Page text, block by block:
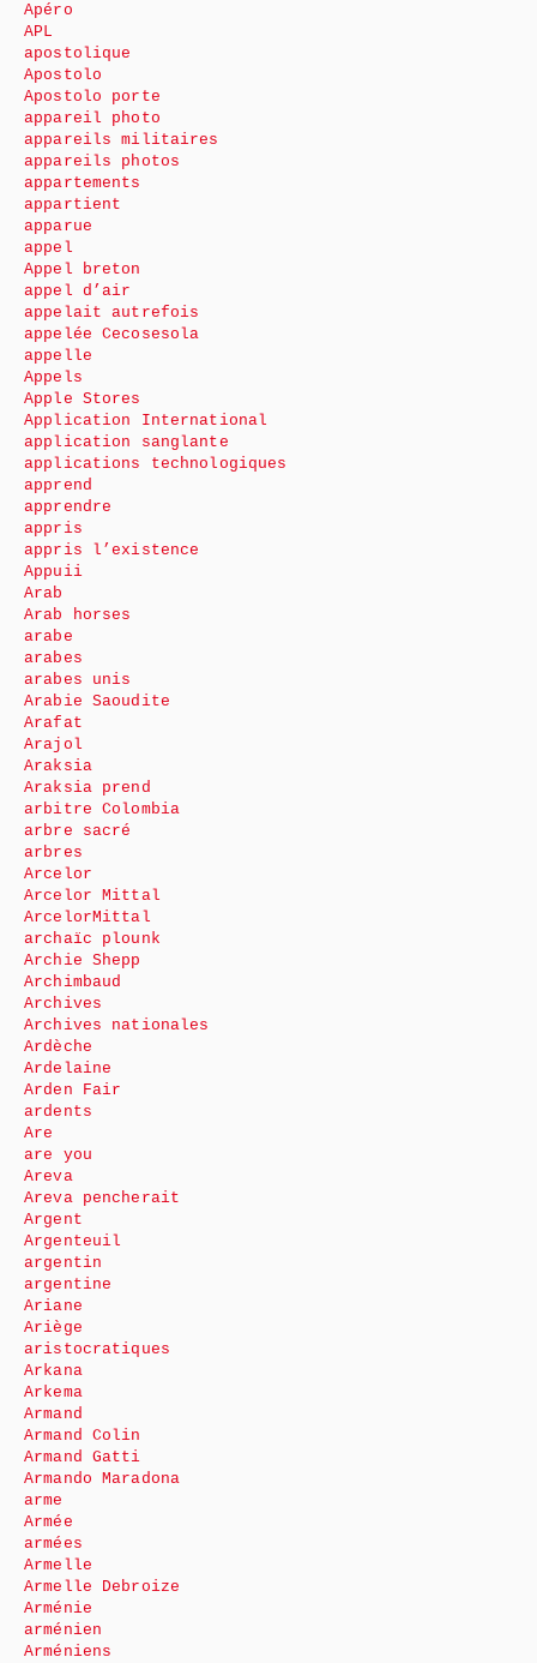
Apéro
APL
apostolique
Apostolo
Apostolo porte
appareil photo
appareils militaires
appareils photos
appartements
appartient
apparue
appel
Appel breton
appel d’air
appelait autrefois
appelée Cecosesola
appelle
Appels
Apple Stores
Application International
application sanglante
applications technologiques
apprend
apprendre
appris
appris l’existence
Appuii
Arab
Arab horses
arabe
arabes
arabes unis
Arabie Saoudite
Arafat
Arajol
Araksia
Araksia prend
arbitre Colombia
arbre sacré
arbres
Arcelor
Arcelor Mittal
ArcelorMittal
archaïc plounk
Archie Shepp
Archimbaud
Archives
Archives nationales
Ardèche
Ardelaine
Arden Fair
ardents
Are
are you
Areva
Areva pencherait
Argent
Argenteuil
argentin
argentine
Ariane
Ariège
aristocratiques
Arkana
Arkema
Armand
Armand Colin
Armand Gatti
Armando Maradona
arme
Armée
armées
Armelle
Armelle Debroize
Arménie
arménien
Arméniens